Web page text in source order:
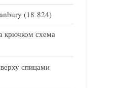
(18 824)
крючком схема
спицами